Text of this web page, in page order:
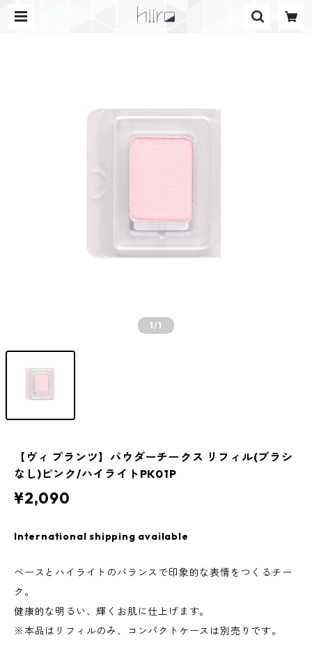
1/1
【ヴィ プランツ】パウダーチークス リフィル(ブラシ
なし)ピンク/ハイライトPK01P
¥2,090
International shipping available
ベースとハイライトのバランスで印象的な表情をつくるチー
ク。
健康的な明るい、輝くお肌に仕上げます。
※本品はリフィルのみ、コンパクトケースは別売りです。